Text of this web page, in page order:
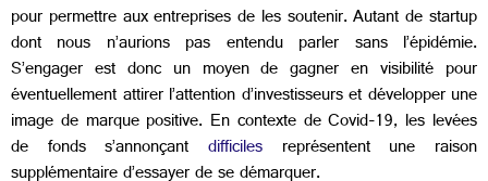
pour permettre aux entreprises de les soutenir. Autant de startup
dont nous n’aurions pas entendu parler sans l’épidémie.
S’engager est donc un moyen de gagner en visibilité pour
éventuellement attirer l’attention d’investisseurs et développer une
image de marque positive. En contexte de Covid-19, les levées
de fonds s’annonçant difficiles représentent une raison